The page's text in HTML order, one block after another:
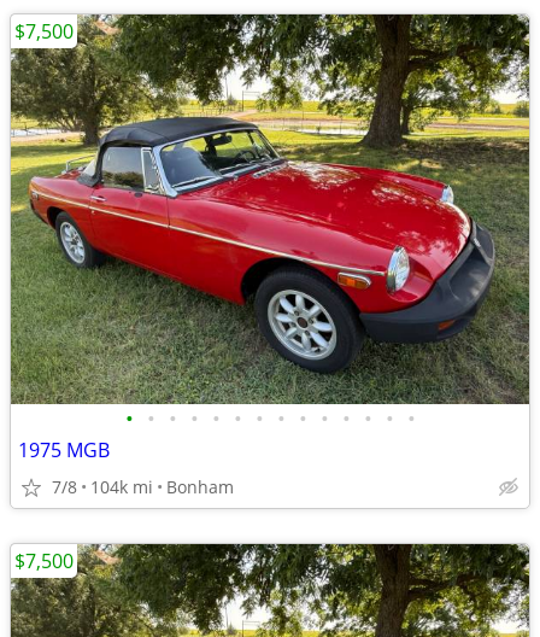
• • • • • • • • • • • • • •
1975 MGB
7/8 104k mi Bonham
$7,500
$7,500